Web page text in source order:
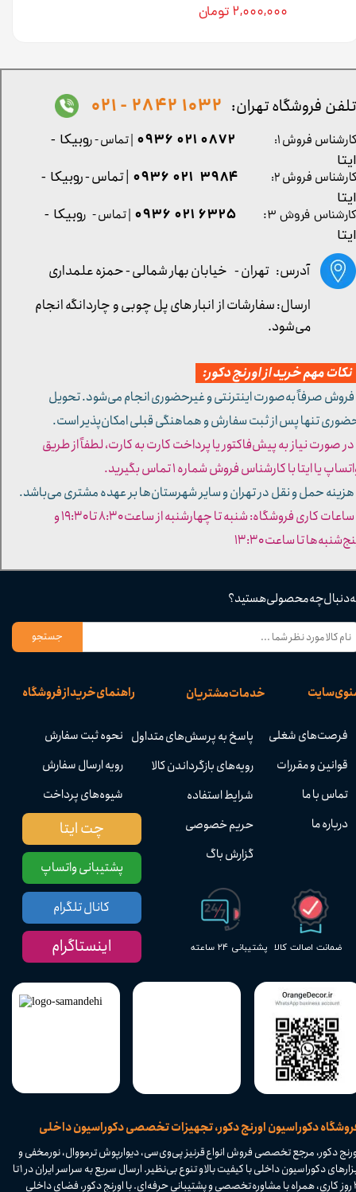
۲,۰۰۰,۰۰۰ تومان
دکوراسیون اورنج دکور، تجهیزات تخصصی دکوراسیون داخلی
پشتیبانی ۲۴ ساعته ضمانت اصالت کالا
راهنمای خرید از فروشگاه
نحوه ثبت سفارش
رویه ارسال سفارش
شیوه‌های پرداخت
خدمات مشتریان
پاسخ به پرسش‌های متداول
رویه‌های بازگرداندن کالا
شرایط استفاده
حریم خصوصی
گزارش باگ
سایت
فرصت‌های شغلی
قوانین و مقررات
تماس با ما
درباره ما
دنبال چه محصولی هستید؟
جستجو
دکور، مرجع تخصصی فروش انواع قرنیز پی‌وی‌سی، دیوارپوش ترمووال، نورمخفی و
ابزارهای دکوراسیون داخلی با کیفیت بالا و تنوع بی‌نظیر. ارسال سریع به سراسر ایران در ۱ تا
۴ روز کاری، همراه با مشاوره تخصصی و پشتیبانی حرفه‌ای. با اورنج دکور، فضای داخلی
پشتیبانی واتساپ
چت ایتا
کانال تلگرام
اینستاگرام
کارشناس فروش ۳: ۶۳۲۵ ۰۲۱ ۰۹۳۶ | تماس - روبیکا -
ایتا
آدرس: تهران - خیابان بهار شمالی - حمزه علمداری
تلفن فروشگاه تهران: 1032 2842 - 021
مهم خرید از اورنج دکور:
صرفاً به‌صورت اینترنتی و غیرحضوری انجام می‌شود. تحویل
تنها پس از ثبت سفارش و هماهنگی قبلی امکان‌پذیر است.
صورت نیاز به پیش‌فاکتور یا پرداخت کارت به کارت، لطفاً از طریق
یا ایتا با کارشناس فروش شماره ۱ تماس بگیرید.
حمل و نقل در تهران و سایر شهرستان‌ها بر عهده مشتری می‌باشد.
- ساعات کاری فروشگاه: شنبه تا چهارشنبه از ساعت ۸:۳۰ تا ۱۹:۳۰ و
تا ساعت ۱۳:۳۰​​​​​​​
کارشناس فروش ۱: 0872 021 0936 | تماس - روبیکا -
ایتا
کارشناس فروش ۲:
۳۹۸۴ ۰۲۱ ۰۹۳۶ | تماس - روبیکا -
ایتا
ارسال: سفارشات از انبار های پل چوبی و چاردانگه انجام
می‌شود.